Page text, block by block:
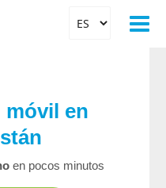
móvil en
en pocos minutos